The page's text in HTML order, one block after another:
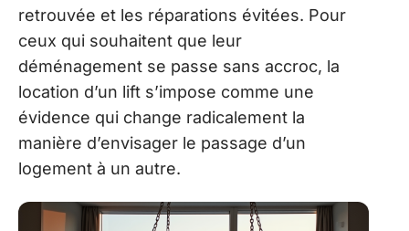
retrouvée et les réparations évitées. Pour
ceux qui souhaitent que leur
déménagement se passe sans accroc, la
location d’un lift s’impose comme une
évidence qui change radicalement la
manière d’envisager le passage d’un
logement à un autre.